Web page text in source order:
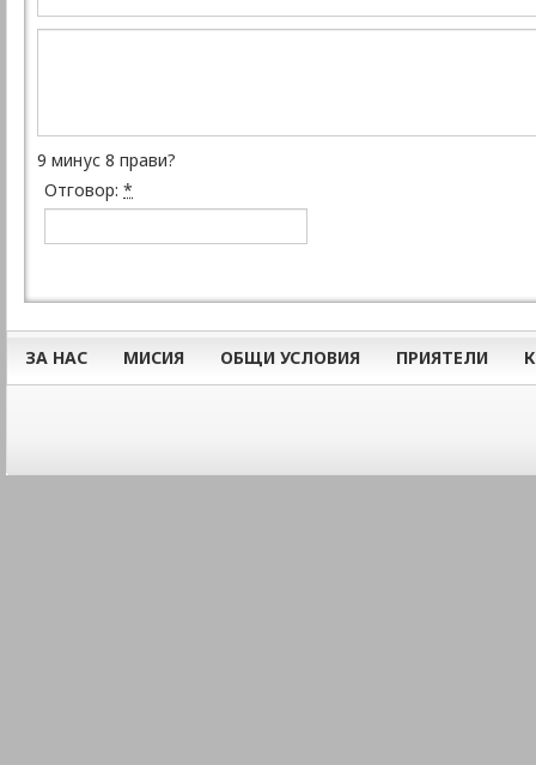
9 минус 8 прави?
Отговор: *
ЗА НАС МИСИЯ ОБЩИ УСЛОВИЯ ПРИЯТЕЛИ